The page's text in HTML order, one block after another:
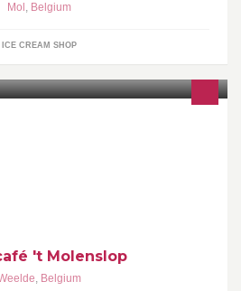
Mol , Belgium
ICE CREAM SHOP
't Molenslop
, Belgium